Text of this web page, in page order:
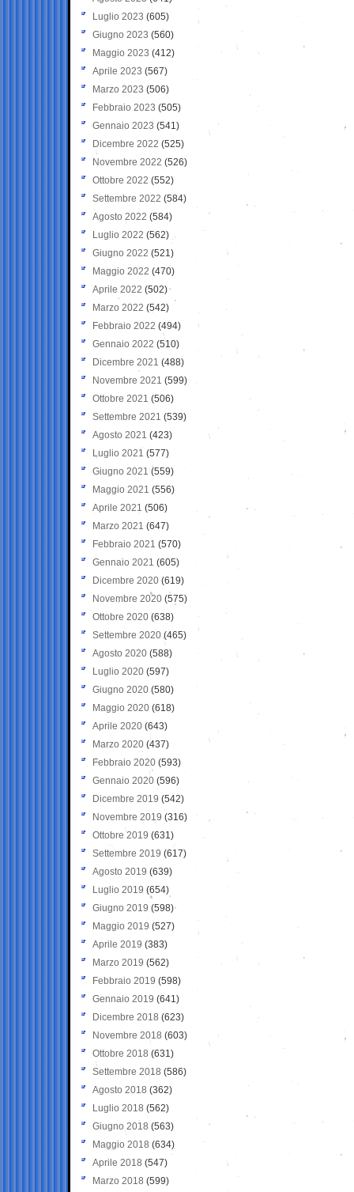
Luglio 2023 (605)
Giugno 2023 (560)
Maggio 2023 (412)
Aprile 2023 (567)
Marzo 2023 (506)
Febbraio 2023 (505)
Gennaio 2023 (541)
Dicembre 2022 (525)
Novembre 2022 (526)
Ottobre 2022 (552)
Settembre 2022 (584)
Agosto 2022 (584)
Luglio 2022 (562)
Giugno 2022 (521)
Maggio 2022 (470)
Aprile 2022 (502)
Marzo 2022 (542)
Febbraio 2022 (494)
Gennaio 2022 (510)
Dicembre 2021 (488)
Novembre 2021 (599)
Ottobre 2021 (506)
Settembre 2021 (539)
Agosto 2021 (423)
Luglio 2021 (577)
Giugno 2021(559)
Maggio 2021 (556)
Aprile 2021 (506)
Marzo 2021 (647)
Febbraio 2021 (570)
Gennaio 2021 (605)
Dicembre 2020 (619)
Novembre 2020 (575)
Ottobre 2020 (638)
Settembre 2020(465)
Agosto 2020 (588)
Luglio 2020 (597)
Giugno 2020 (580)
Maggio 2020 (618)
Aprile 2020 (643)
Marzo 2020 (437)
Febbraio 2020 (593)
Gennaio 2020 (596)
Dicembre 2019 (542)
Novembre 2019 (316)
Ottobre 2019 (631)
Settembre 2019 (617)
Agosto 2019 (639)
Luglio 2019 (654)
Giugno 2019 (598)
Maggio 2019 (527)
Aprile 2019 (383)
Marzo 2019 (562)
Febbraio 2019 (598)
Gennaio 2019 (641)
Dicembre 2018 (623)
Novembre 2018 (603)
Ottobre 2018 (631)
Settembre 2018 (586)
Agosto 2018 (362)
Luglio 2018 (562)
Giugno 2018 (563)
Maggio 2018 (634)
Aprile 2018 (547)
Marzo 2018 (599)